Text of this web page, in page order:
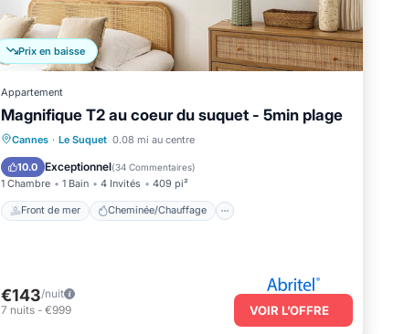
Prix en baisse
Appartement
Magnifique T2 au coeur du suquet - 5min plage
Cannes · Le Suquet 0.08 mi au centre
10.0 Exceptionnel(34 Commentaires)
1 Chambre 1 Bain 4 Invités 409 pi²
Front de mer Cheminée/Chauffage
Front de mer
Cheminée/Chauffage
Vue sur l’océan
Vue
€143/nuit
7 nuits - €999 VOIR L’OFFRE